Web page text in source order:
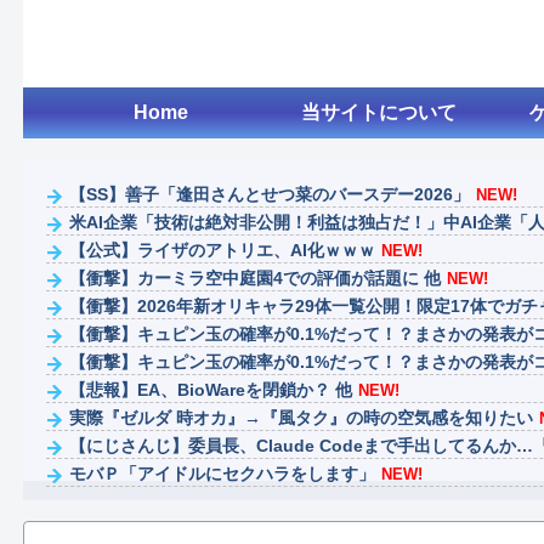
Home 当サイトについて
【SS】善子「逢田さんとせつ菜のバースデー2026」 NEW!
米AI企業「技術は絶対非公開！利益は独占だ！」中AI企業「
【公式】ライザのアトリエ、AI化ｗｗｗ NEW!
【衝撃】カーミラ空中庭園4での評価が話題に 他 NEW!
【衝撃】2026年新オリキャラ29体一覧公開！限定17体でガ
【衝撃】キュピン玉の確率が0.1%だって！？まさかの発表が
【衝撃】キュピン玉の確率が0.1%だって！？まさかの発表が
【悲報】EA、BioWareを閉鎖か？ 他 NEW!
実際『ゼルダ 時オカ』→『風タク』の時の空気感を知りたい
【にじさんじ】委員長、Claude Codeまで手出してるんか…
モバＰ「アイドルにセクハラをします」
NEW!